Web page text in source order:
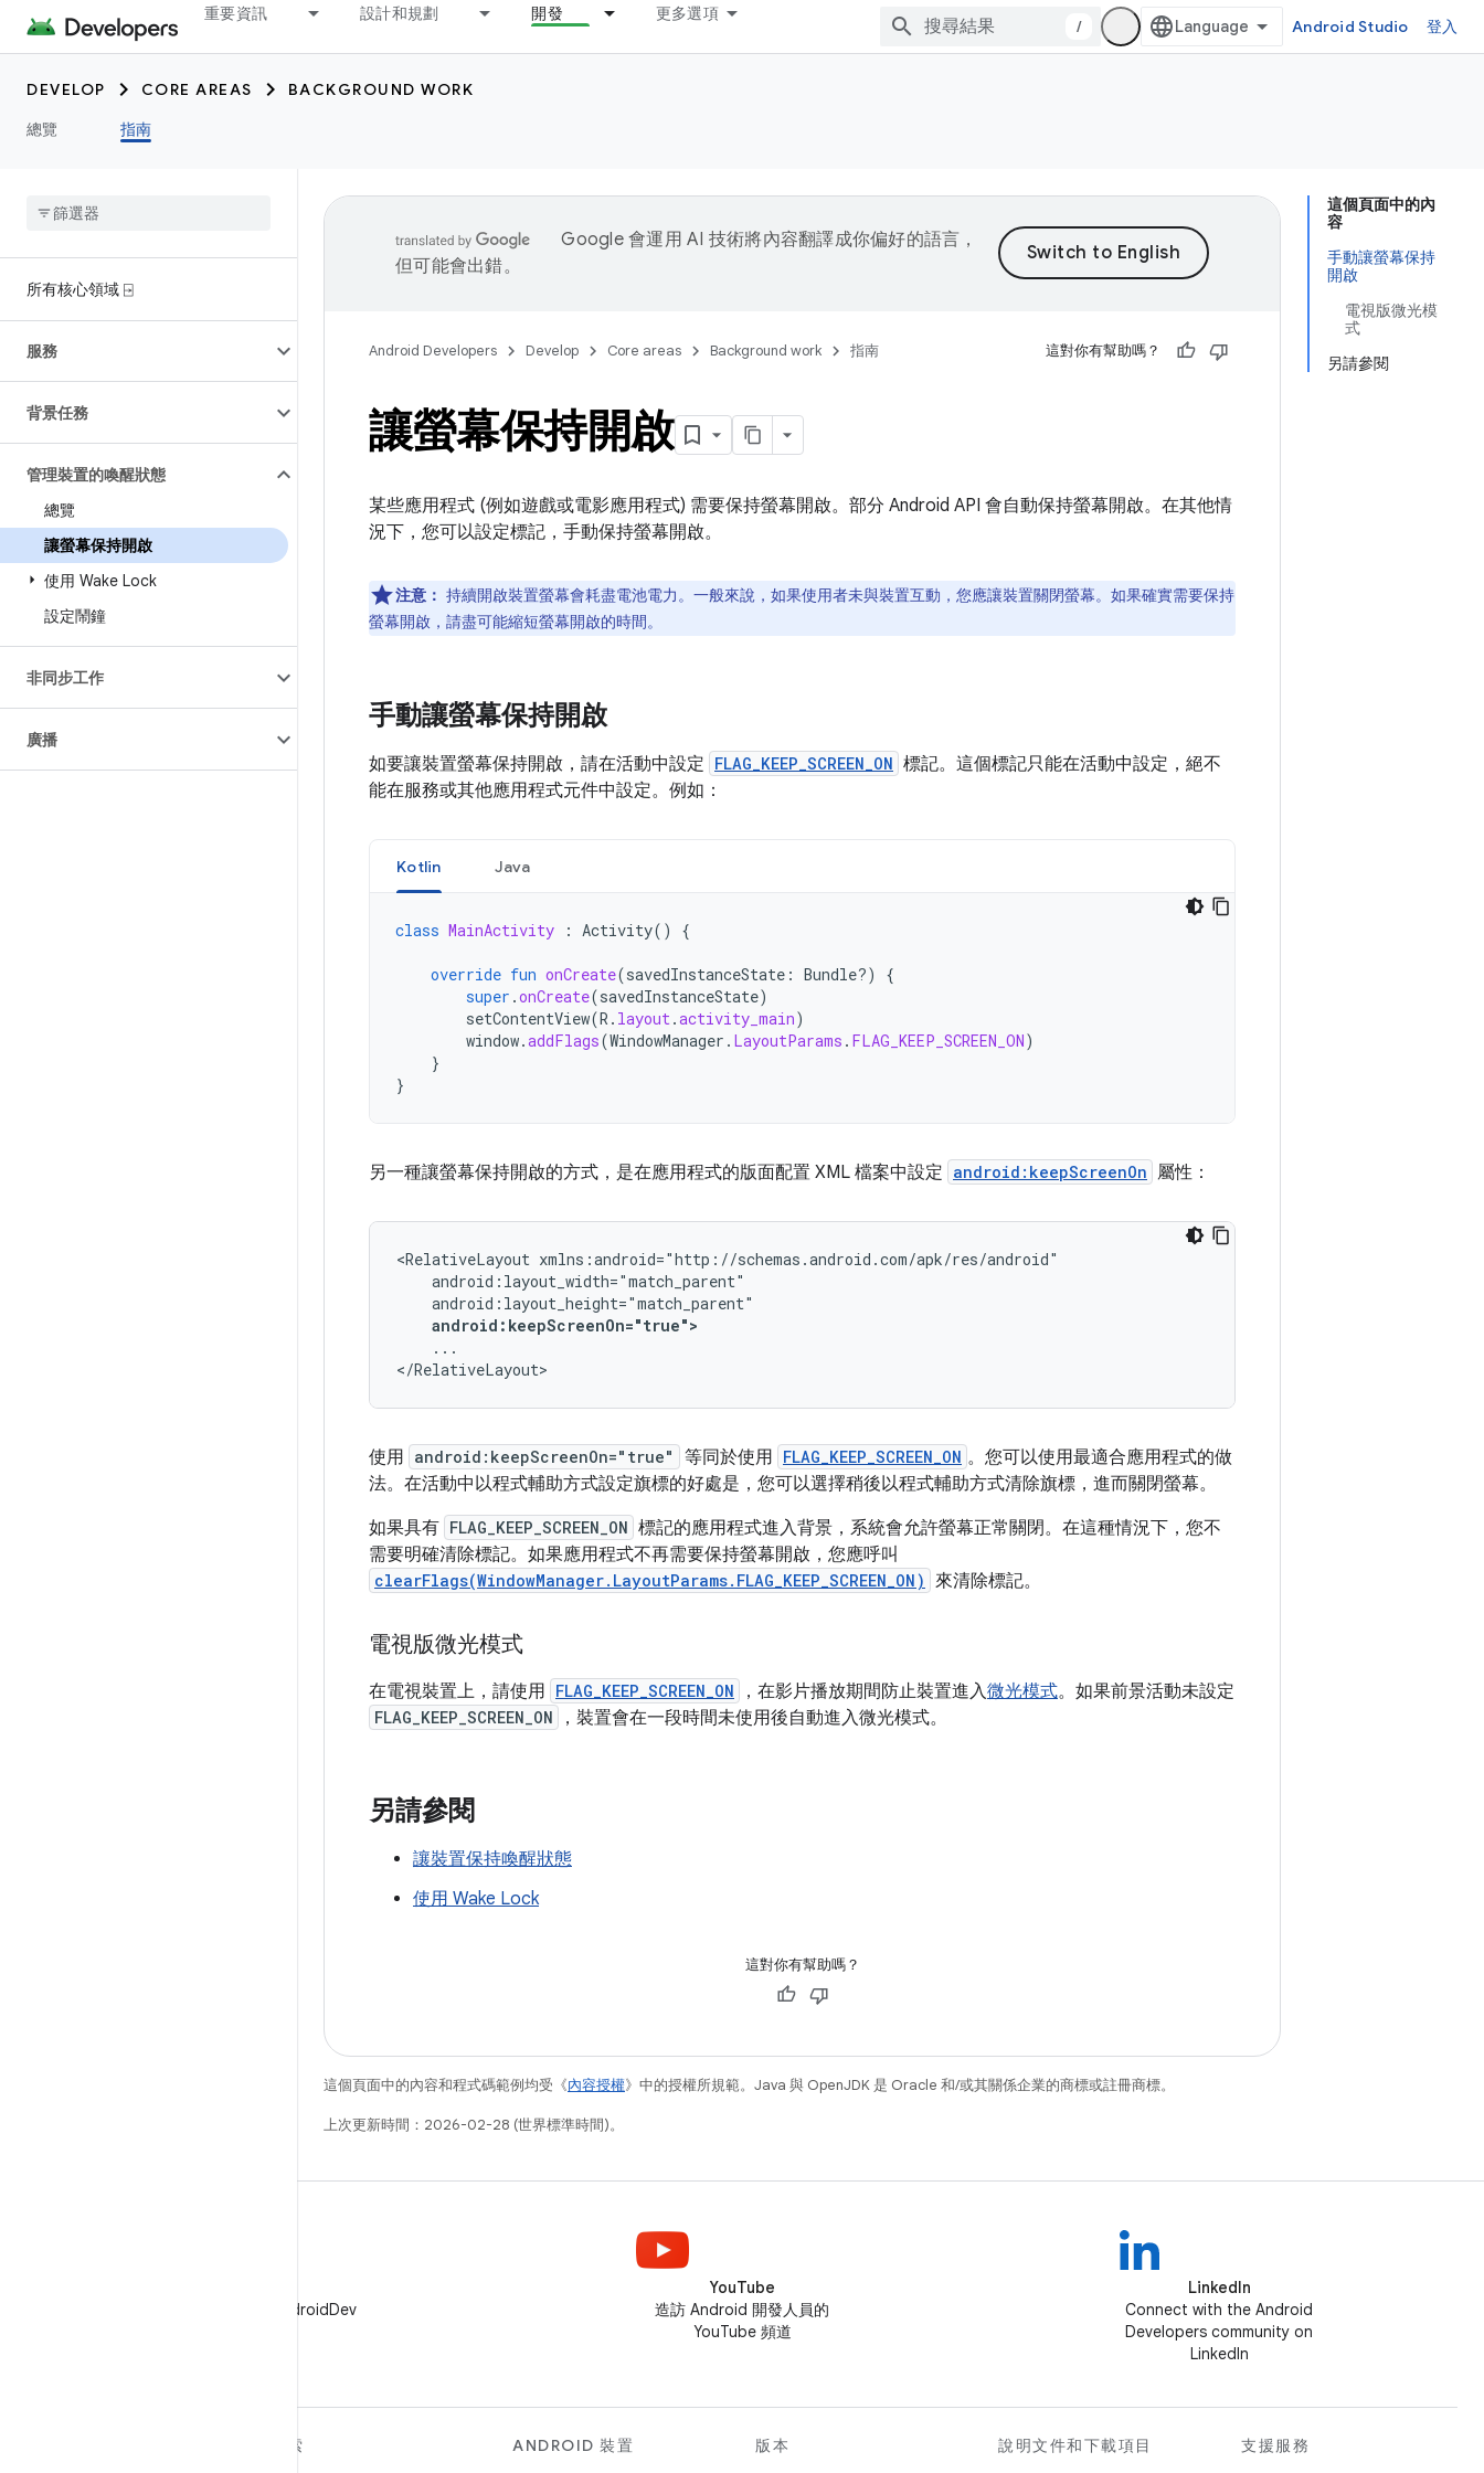
重要資訊 設計和規劃 開發 更多選項
/ Android Studio 登入
DEVELOP CORE AREAS
BACKGROUND WORK
總覽
指南
所有核心領域 ⍈
服務
背景任務
管理裝置的喚醒狀態
總覽
讓螢幕保持開啟
使用 Wake Lock
設定鬧鐘
非同步工作
廣播
這個頁面中的內
容
手動讓螢幕保持
開啟
電視版微光模
式
另請參閱
Google 會運用 AI 技術將內容翻譯成你偏好的語言，
但可能會出錯。
Android Developers Develop Core areas Background work 指南 這對你有幫助嗎？
讓螢幕保持開啟
某些應用程式 (例如遊戲或電影應用程式) 需要保持螢幕開啟。部分 Android API 會自動保持螢幕開啟。在其他情
況下，您可以設定標記，手動保持螢幕開啟。
注意： 持續開啟裝置螢幕會耗盡電池電力。一般來說，如果使用者未與裝置互動，您應讓裝置關閉螢幕。如果確實需要保持
螢幕開啟，請盡可能縮短螢幕開啟的時間。
手動讓螢幕保持開啟
如要讓裝置螢幕保持開啟，請在活動中設定 FLAG_KEEP_SCREEN_ON 標記。這個標記只能在活動中設定，絕不
能在服務或其他應用程式元件中設定。例如：
Kotlin Java
class MainActivity : Activity() {
override fun onCreate(savedInstanceState : Bundle?)
{
super .onCreate(savedInstanceState)
setContentView(R . layout.activity_main)
window.addFlags(WindowManager . LayoutParams . FLAG_KEEP_SCREEN_ON)
}
}
另一種讓螢幕保持開啟的方式，是在應用程式的版面配置 XML 檔案中設定 android:keepScreenOn 屬性：
<RelativeLayout
android:keepScreenOn="true">
...
</RelativeLayout>
使用 android:keepScreenOn="true" 等同於使用 FLAG_KEEP_SCREEN_ON 。您可以使用最適合應用程式的做
法。在活動中以程式輔助方式設定旗標的好處是，您可以選擇稍後以程式輔助方式清除旗標，進而關閉螢幕。
如果具有 FLAG_KEEP_SCREEN_ON 標記的應用程式進入背景，系統會允許螢幕正常關閉。在這種情況下，您不
需要明確清除標記。如果應用程式不再需要保持螢幕開啟，您應呼叫
clearFlags(WindowManager.LayoutParams.FLAG_KEEP_SCREEN_ON) 來清除標記。
電視版微光模式
在電視裝置上，請使用 FLAG_KEEP_SCREEN_ON ，在影片播放期間防止裝置進入微光模式。如果前景活動未設定
FLAG_KEEP_SCREEN_ON ，裝置會在一段時間未使用後自動進入微光模式。
另請參閱
讓裝置保持喚醒狀態
使用 Wake Lock
這對你有幫助嗎？
這個頁面中的內容和程式碼範例均受《內容授權》中的授權所規範。Java 與 OpenJDK 是 Oracle 和/或其關係企業的商標或註冊商標。
上次更新時間：2026-02-28 (世界標準時間)。
在 X 中追蹤 @AndroidDev
YouTube
造訪 Android 開發人員的
YouTube 頻道
LinkedIn
Connect with the Android
Developers community on
LinkedIn
探索 ANDROID 裝置 版本 說明文件和下載項目 支援服務